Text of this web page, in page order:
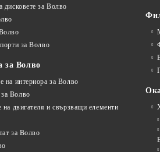
дисковете за Волво
за Волво
за Волво
на интериора за Волво
Волво
на двигателя и свързващи елементи
за Волво